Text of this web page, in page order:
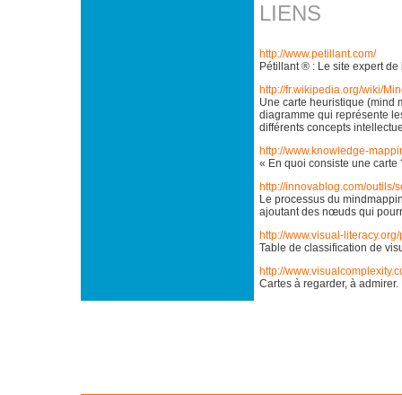
LIENS
http://www.petillant.com/
Pétillant ® : Le site expert
http://fr.wikipedia.org/wiki/
Une carte heuristique (mind
diagramme qui représente
différents concepts
http://www.knowledge-
« En quoi consiste une carte
http://innovablog.com/outils/
Le processus du
ajoutant des nœuds qui
http://www.visual-
Table de classification de
http://
Cartes à regarder, à admirer.